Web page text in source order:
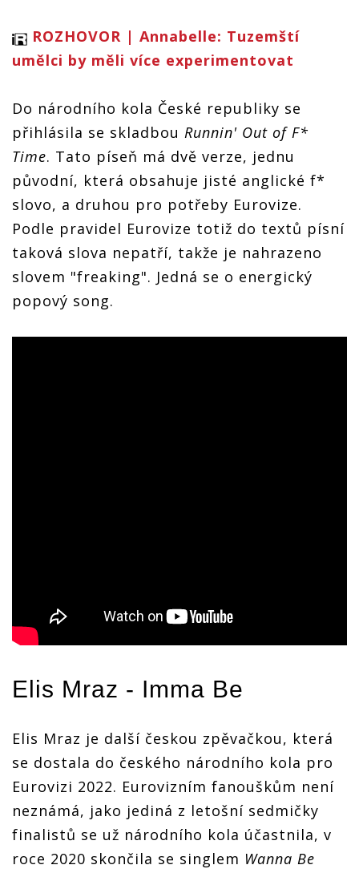
ROZHOVOR | Annabelle: Tuzemští
umělci by měli více experimentovat
Do národního kola České republiky se
přihlásila se skladbou Runnin' Out of F*
Time. Tato píseň má dvě verze, jednu
původní, která obsahuje jisté anglické f*
slovo, a druhou pro potřeby Eurovize.
Podle pravidel Eurovize totiž do textů písní
taková slova nepatří, takže je nahrazeno
slovem "freaking". Jedná se o energický
popový song.
Elis Mraz - Imma Be
Elis Mraz je další českou zpěvačkou, která
se dostala do českého národního kola pro
Eurovizi 2022. Eurovizním fanouškům není
neznámá, jako jediná z letošní sedmičky
finalistů se už národního kola účastnila, v
roce 2020 skončila se singlem Wanna Be